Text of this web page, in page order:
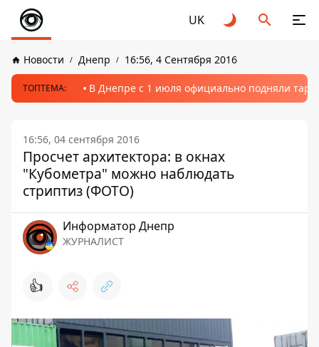
UK
Новости Днепр 16:56, 4 Сентября 2016
ТОПТЕМА: В Днепре с 1 июля официально подняли
16:56, 04 сентября 2016
Просчет архитектора: в окнах
"Кубометра" можно наблюдать
стриптиз (ФОТО)
Информатор Днепр
ЖУРНАЛИСТ
👍